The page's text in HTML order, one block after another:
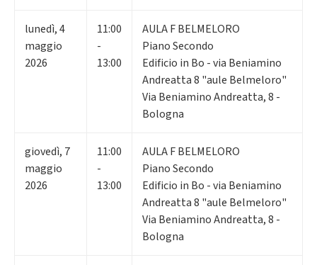
lunedì,4
maggio
2026
11:00
-
13:00
AULA F BELMELORO
Piano Secondo
Edificio in Bo - via Beniamino
Andreatta 8 "aule Belmeloro"
Via Beniamino Andreatta, 8 -
Bologna
giovedì, 7
maggio
2026
11:00
-
13:00
AULA F BELMELORO
Piano Secondo
Edificio in Bo - via Beniamino
Andreatta 8 "aule Belmeloro"
Via Beniamino Andreatta, 8 -
Bologna